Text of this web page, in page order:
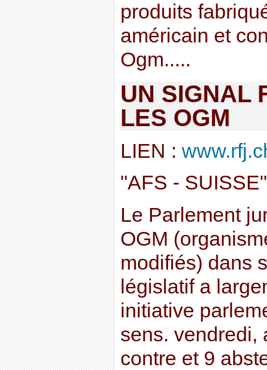
produits
américain et
Ogm.....
UN SIGNAL
LES OGM
LIEN :
"AFS - SUISSE"
Le Parlement
OGM
modifiés) dans
législatif a
initiative
sens. vendredi,
contre et 9